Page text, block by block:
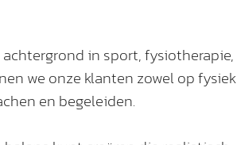
in sport, fysiotherapie,
we onze klanten zowel op fysiek
en begeleiden.